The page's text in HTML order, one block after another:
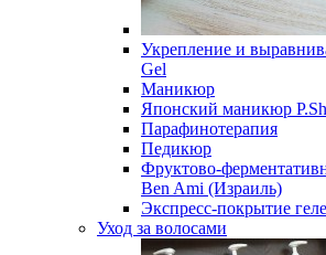
Укрепление и
Gel
Маникюр
Японский маникюр
Парафинотерапия
Педикюр
Фруктово-
Ben Ami (Израиль)
Экспресс-покрытие
Уход за волосами